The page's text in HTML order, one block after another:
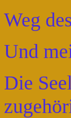
Weg
Und
Die